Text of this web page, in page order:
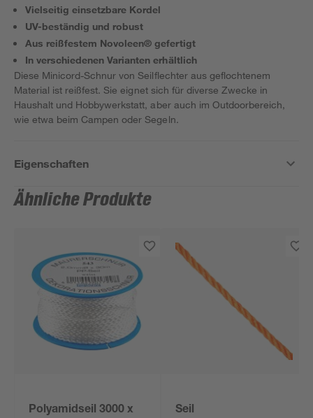
Vielseitig einsetzbare Kordel
UV-beständig und robust
Aus reißfestem Novoleen® gefertigt
In verschiedenen Varianten erhältlich
Diese Minicord-Schnur von Seilflechter aus geflochtenem
Material ist reißfest. Sie eignet sich für diverse Zwecke in
Haushalt und Hobbywerkstatt, aber auch im Outdoorbereich,
wie etwa beim Campen oder Segeln.
Eigenschaften
Ähnliche Produkte
Polyamidseil 3000 x
Seil